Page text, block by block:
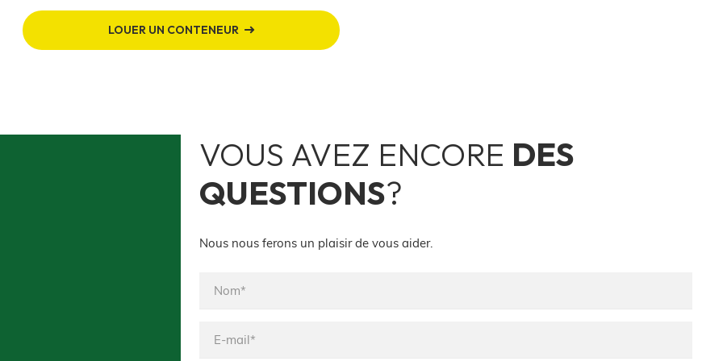
LOUER UN CONTENEUR
VOUS AVEZ ENCORE DES
QUESTIONS?
Nous nous ferons un plaisir de vous aider.
Nom*